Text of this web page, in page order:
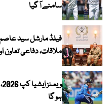
سامنے آ گیا
فیلڈ مارشل سید عاصم
ملاقات، دفاعی تعاون
ہو گا